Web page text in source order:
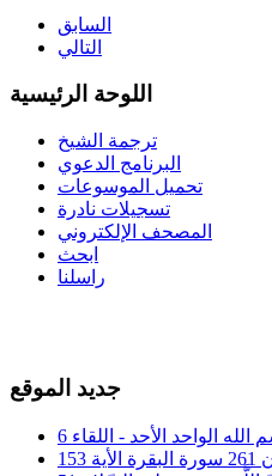
السابق
التالي
اللوحة الرئيسية
ترجمة الشيخ
البرنامج الدعوي
تحميل الموسوعات
تسجيلات نادرة
المصحف الإلكتروني
ابحث
راسلنا
جديد الموقع